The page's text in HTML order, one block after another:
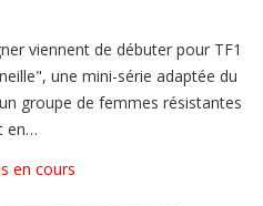
viennent de débuter pour TF1
une mini-série adaptée du
groupe de femmes résistantes
en…
en cours